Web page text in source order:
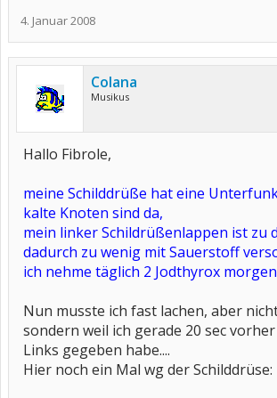
4. Januar 2008
Colana
Musikus
Hallo Fibrole,
meine Schilddrüße hat eine
kalte Knoten sind da,
mein linker Schildrüßenlappen ist zu
dadurch zu wenig mit Sauerstoff
ich nehme täglich 2 Jodthyrox
Nun musste ich fast lachen, aber
sondern weil ich gerade 20 sec
Links gegeben habe....
Hier noch ein Mal wg der Schilddrüse: